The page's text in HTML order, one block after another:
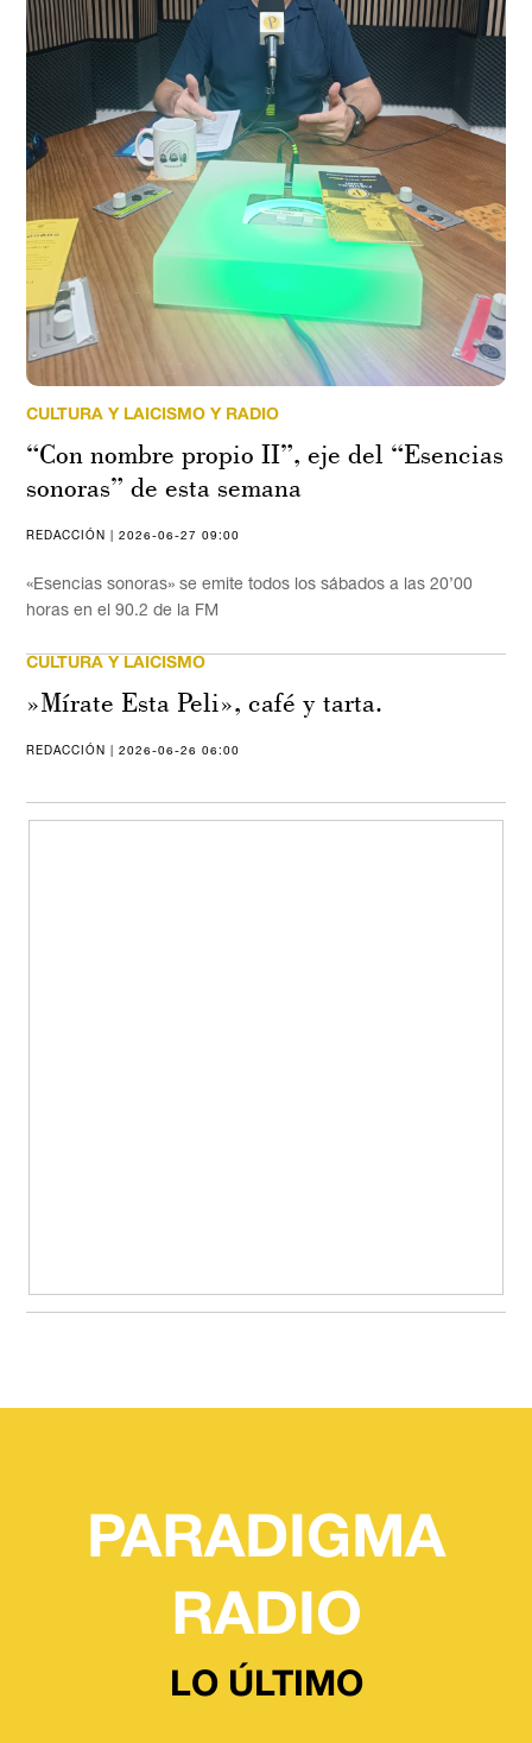
CULTURA Y LAICISMO Y RADIO
“Con nombre propio II”, eje del “Esencias
sonoras” de esta semana
REDACCIÓN | 2026-06-27 09:00
«Esencias sonoras» se emite todos los sábados a las 20’00
horas en el 90.2 de la FM
CULTURA Y LAICISMO
»Mírate Esta Peli», café y tarta.
REDACCIÓN | 2026-06-26 06:00
PARADIGMA
RADIO
LO ÚLTIMO